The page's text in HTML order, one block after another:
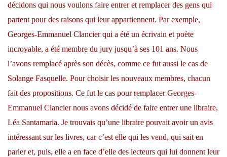
décidons qui nous voulons faire entrer et remplacer des gens qui
partent pour des raisons qui leur appartiennent. Par exemple,
Georges-Emmanuel Clancier qui a été un écrivain et poète
incroyable, a été membre du jury jusqu’à ses 101 ans. Nous
l’avons remplacé après son décès, comme ce fut aussi le cas de
Solange Fasquelle. Pour choisir les nouveaux membres, chacun
fait des propositions. Ce fut le cas pour remplacer Georges-
Emmanuel Clancier nous avons décidé de faire entrer une libraire,
Léa Santamaria. Je trouvais qu’une libraire pouvait avoir un avis
intéressant sur les livres, car c’est elle qui les vend, qui sait en
parler et, puis, elle a en face d’elle des lecteurs qui lui donnent leur